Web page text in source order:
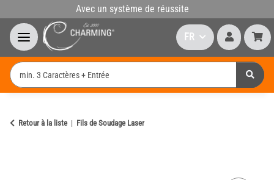
Avec un système de réussite
FR
Retour à la liste Fils de Soudage Laser